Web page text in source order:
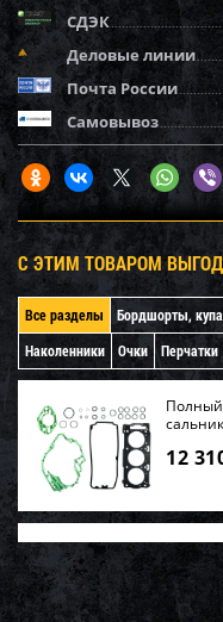
СДЭК
Деловые линии
Почта России
Самовывоз
С ЭТИМ ТОВАРОМ
Все разделы Бордшорты,
Наколенники
Очки Перчатки
Полный
12